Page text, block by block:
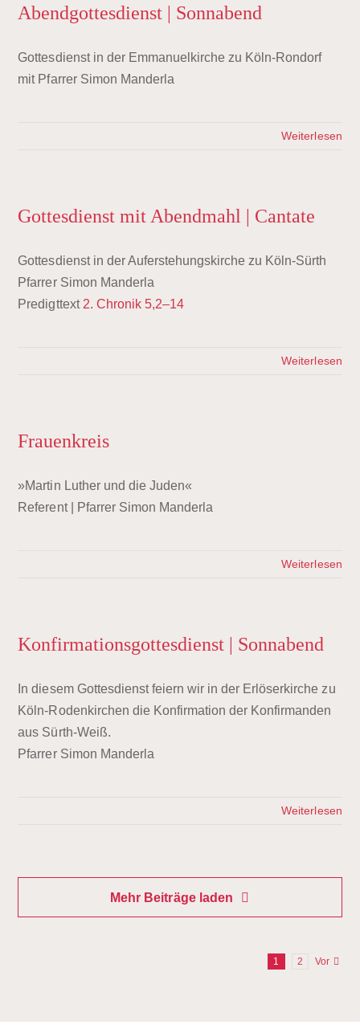
Abendgottesdienst | Sonnabend
Gottesdienst in der Emmanuelkirche zu Köln-Rondorf
mit Pfarrer Simon Manderla
Weiterlesen
Gottesdienst mit Abendmahl | Cantate
Gottesdienst in der Auferstehungskirche zu Köln-Sürth
Pfarrer Simon Manderla
Predigttext 2. Chronik 5,2–14
Weiterlesen
Frauenkreis
»Martin Luther und die Juden«
Referent | Pfarrer Simon Manderla
Weiterlesen
Konfirmationsgottesdienst | Sonnabend
In diesem Gottesdienst feiern wir in der Erlöserkirche zu
Köln-Rodenkirchen die Konfirmation der Konfirmanden
aus Sürth-Weiß.
Pfarrer Simon Manderla
Weiterlesen
Mehr Beiträge laden
1 2 Vor